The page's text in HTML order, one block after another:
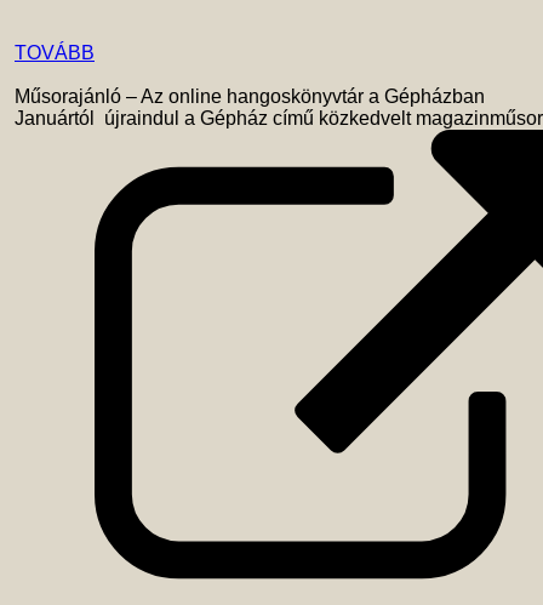
TOVÁBB
Műsorajánló – Az online hangoskönyvtár a Gépházban
Januártól  újraindul a Gépház című közkedvelt